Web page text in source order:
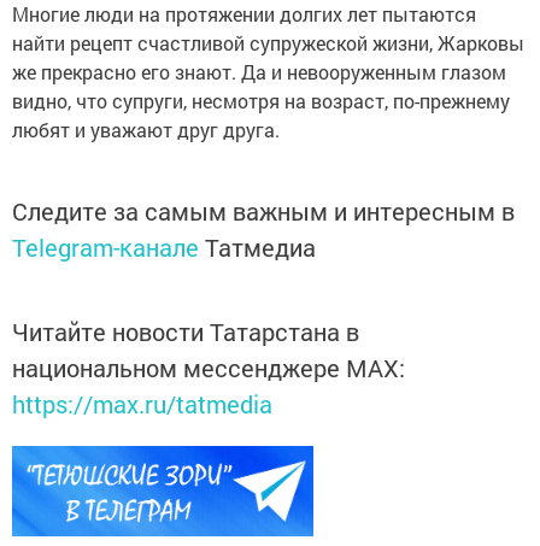
Многие люди на протяжении долгих лет пытаются
найти рецепт счастливой супружеской жизни, Жарковы
же прекрасно его знают. Да и невооруженным глазом
видно, что супруги, несмотря на возраст, по-прежнему
любят и уважают друг друга.
Следите за самым важным и интересным в
Telegram-канале Татмедиа
Читайте новости Татарстана в
национальном мессенджере MАХ:
https://max.ru/tatmedia